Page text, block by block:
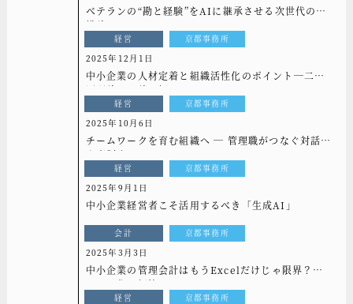
ベテランの“勘と経験”をAIに継承させる次世代の組
織論
経営 京都事務所
2025年12月1日
中小企業の人材定着と組織活性化のポイント─二要
因理論から読み解く─
経営 京都事務所
2025年10月6日
チームワークを育む組織へ ― 管理職がつなぐ対話と
人事制度 ―
経営 京都事務所
2025年9月1日
中小企業経営者こそ活用するべき「生成AI」
会計 京都事務所
2025年3月3日
中小企業の管理会計はもうExcelだけじゃ限界？シ
ステム化で解決！
経営 京都事務所